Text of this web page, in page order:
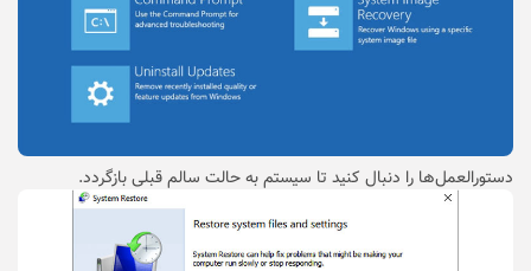
دستورالعمل‌ها را دنبال کنید تا سیستم به حالت سالم قبلی بازگردد.